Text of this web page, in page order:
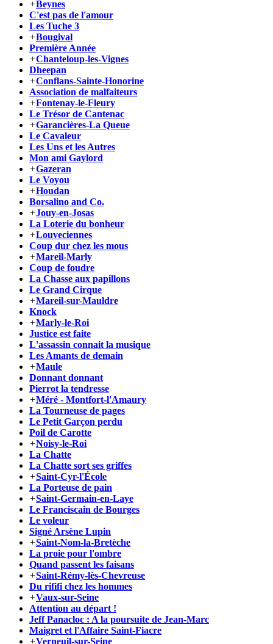
+Beynes
C'est pas de l'amour
Les Tuche 3
+Bougival
Première Année
+Chanteloup-les-Vignes
Dheepan
+Conflans-Sainte-Honorine
Association de malfaiteurs
+Fontenay-le-Fleury
Le Trésor de Cantenac
+Garancières-La Queue
Le Cavaleur
Les Uns et les Autres
Mon ami Gaylord
+Gazeran
Le Voyou
+Houdan
Borsalino and Co.
+Jouy-en-Josas
La Loterie du bonheur
+Louveciennes
Coup dur chez les mous
+Mareil-Marly
Coup de foudre
La Chasse aux papillons
Le Grand Cirque
+Mareil-sur-Mauldre
Knock
+Marly-le-Roi
Justice est faite
L'assassin connait la musique
Les Amants de demain
+Maule
Donnant donnant
Pierrot la tendresse
+Méré - Montfort-l'Amaury
La Tourneuse de pages
Le Petit Garçon perdu
Poil de Carotte
+Noisy-le-Roi
La Chatte
La Chatte sort ses griffes
+Saint-Cyr-l'École
La Porteuse de pain
+Saint-Germain-en-Laye
Le Franciscain de Bourges
Le voleur
Signé Arsène Lupin
+Saint-Nom-la-Bretèche
La proie pour l'ombre
Quand passent les faisans
+Saint-Rémy-lès-Chevreuse
Du rififi chez les hommes
+Vaux-sur-Seine
Attention au départ !
Jeff Panacloc : A la poursuite de Jean-Marc
Maigret et l'Affaire Saint-Fiacre
+Verneuil-sur-Seine